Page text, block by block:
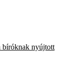
bíróknak nyújtott